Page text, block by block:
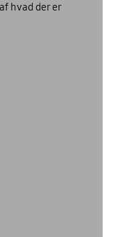
hvad der er